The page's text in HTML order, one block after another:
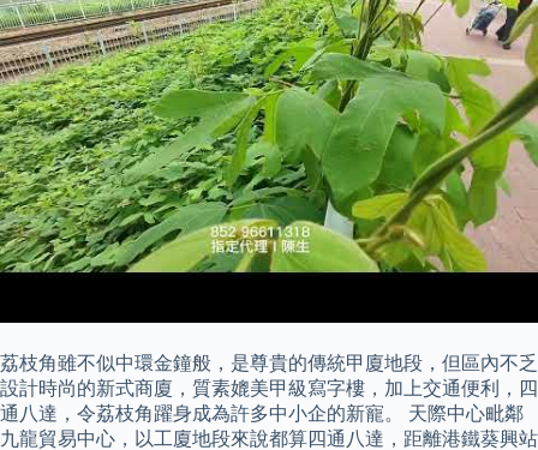
荔枝角雖不似中環金鐘般，是尊貴的傳統甲廈地段，但區內不乏
設計時尚的新式商廈，質素媲美甲級寫字樓，加上交通便利，四
通八達，令荔枝角躍身成為許多中小企的新寵。 天際中心毗鄰
九龍貿易中心，以工廈地段來說都算四通八達，距離港鐵葵興站